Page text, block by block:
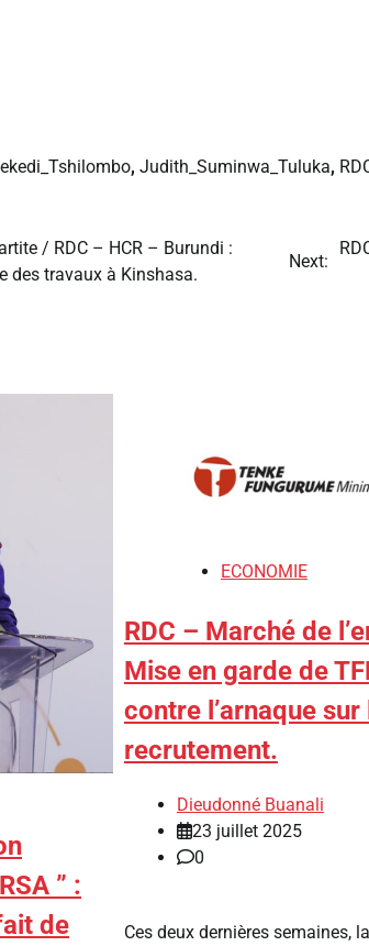
, Judith_Suminwa_Tuluka,
/ RDC – HCR – Burundi :
des travaux à Kinshasa.
Next:
” :
de
ECONOMIE
RDC – Marché de
Mise en garde de
contre l’arnaque sur
recrutement.
Dieudonné Buanali
23 juillet 2025
0
‎Ces deux dernières semaines,